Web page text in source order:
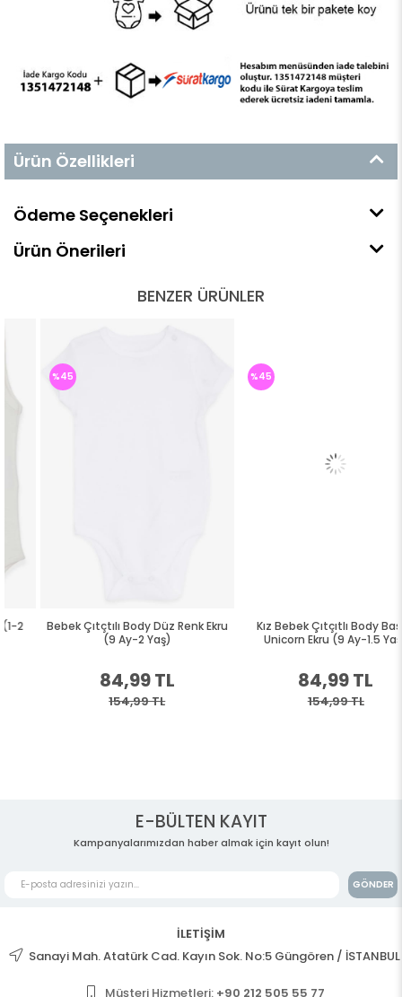
Ürün Özellikleri
Ödeme Seçenekleri
Ürün Önerileri
BENZER ÜRÜNLER
Bebek Çıtçtılı Body Düz Renk Ekru
(9 Ay-2 Yaş)
84,99 TL
154,99 TL
Kız Bebek Çıtçıtlı Body Baskılı
Unicorn Ekru (9 Ay-1.5 Yaş)
84,99 TL
154,99 TL
E-BÜLTEN KAYIT
Kampanyalarımızdan haber almak için kayıt olun!
GÖNDER
İLETİŞİM
Sanayi Mah. Atatürk Cad. Kayın Sok. No:5 Güngören / İSTANBUL
Müşteri Hizmetleri: +90 212 505 55 77